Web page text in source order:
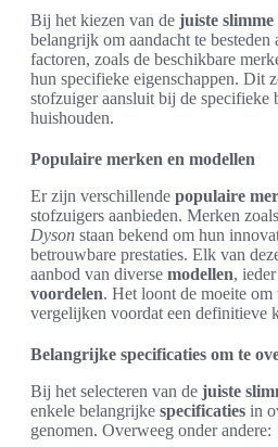
Bij het kiezen van de juiste
belangrijk om aandacht te besteden
factoren, zoals de beschikbare
hun specifieke eigenschappen. Dit
stofzuiger aansluit bij de specifieke
huishouden.
Populaire merken en modellen
Er zijn verschillende populaire
stofzuigers aanbieden. Merken zoals
Dyson staan bekend om hun
betrouwbare prestaties. Elk van
aanbod van diverse modellen,
voordelen. Het loont de moeite
vergelijken voordat een definitieve
Belangrijke specificaties om te
Bij het selecteren van de juiste
enkele belangrijke specificaties in
genomen. Overweeg onder andere: